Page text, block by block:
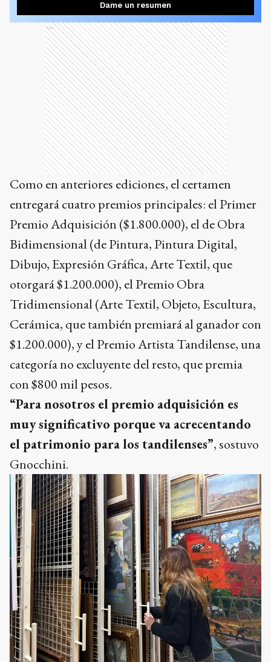
Dame un resumen
Ads
Como en anteriores ediciones, el certamen
entregará cuatro premios principales: el Primer
Premio Adquisición ($1.800.000), el de Obra
Bidimensional (de Pintura, Pintura Digital,
Dibujo, Expresión Gráfica, Arte Textil, que
otorgará $1.200.000), el Premio Obra
Tridimensional (Arte Textil, Objeto, Escultura,
Cerámica, que también premiará al ganador con
$1.200.000), y el Premio Artista Tandilense, una
categoría no excluyente del resto, que premia
con $800 mil pesos.
“Para nosotros el premio adquisición es
muy significativo porque va acrecentando
el patrimonio para los tandilenses”, sostuvo
Gnocchini.